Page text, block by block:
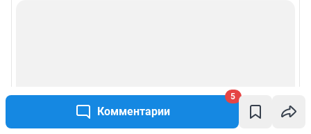
Комментарии
5